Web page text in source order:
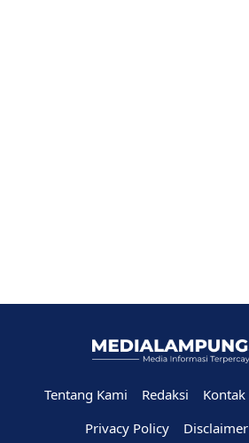
Tentang Kami Redaksi Kontak
Privacy Policy
Disclaimer